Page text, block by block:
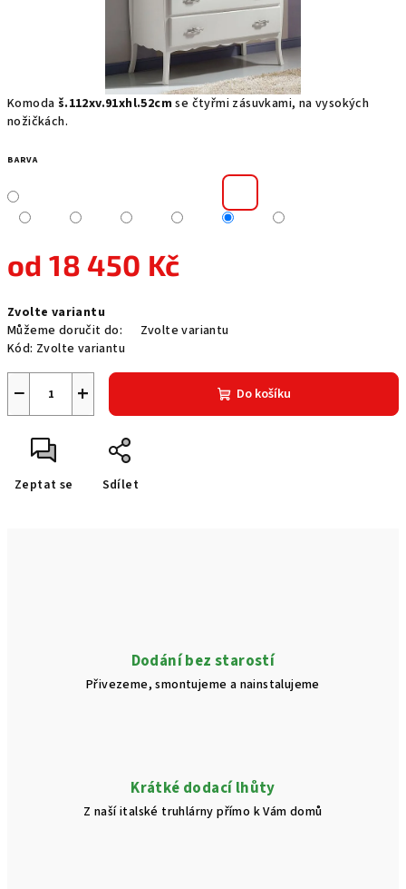
Komoda š.112xv.91xhl.52cm se čtyřmi zásuvkami, na vysokých
nožičkách.
BARVA
od18 450 Kč
cena:
Zvolte variantu
Můžeme doručit do:
Zvolte variantu
Kód: Zvolte variantu
+
− Do košíku
Zeptat se Sdílet
Dodání bez starostí
Přivezeme, smontujeme a nainstalujeme
Krátké dodací lhůty
Z naší italské truhlárny přímo k Vám domů